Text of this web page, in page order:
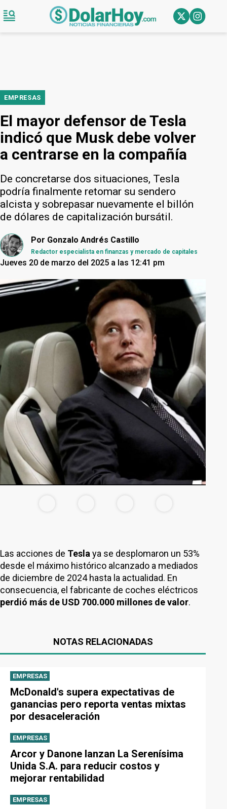
EMPRESAS
El mayor defensor de Tesla
indicó que Musk debe volver
a centrarse en la compañía
De concretarse dos situaciones, Tesla
podría finalmente retomar su sendero
alcista y sobrepasar nuevamente el billón
de dólares de capitalización bursátil.
Por Gonzalo Andrés Castillo
Redactor especialista en finanzas y mercado de capitales
Jueves 20 de marzo del 2025 a las 12:41 pm
Las acciones de Tesla ya se desplomaron un 53%
desde el máximo histórico alcanzado a mediados
de diciembre de 2024 hasta la actualidad. En
consecuencia, el fabricante de coches eléctricos
perdió más de USD 700.000 millones de valor.
NOTAS RELACIONADAS
EMPRESAS
McDonald's supera expectativas de
ganancias pero reporta ventas mixtas
por desaceleración
EMPRESAS
Arcor y Danone lanzan La Serenísima
Unida S.A. para reducir costos y
mejorar rentabilidad
EMPRESAS